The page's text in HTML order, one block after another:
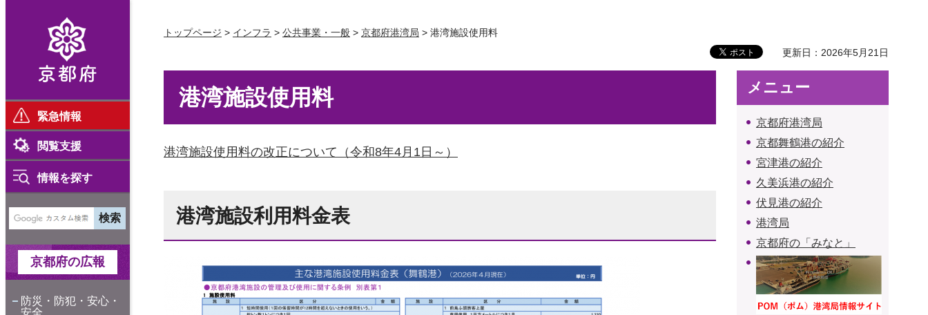
緊急情報
閲覧支援
情報を探す
京都府の広報
防災・防犯・安心・
安全
トップページ > インフラ > 公共事業・一般 > 京都府港湾局 > 港湾施設使用料
更新日：2026年5月21日
港湾施設使用料
港湾施設使用料の改正について（令和8年4月1日～）
港湾施設利用料金表
メニュー
京都府港湾局
京都舞鶴港の紹介
宮津港の紹介
久美浜港の紹介
伏見港の紹介
港湾局
京都府の「みなと」